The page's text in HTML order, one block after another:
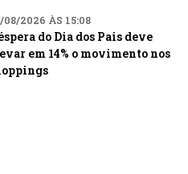
08/2026 ÀS 15:08
do Dia dos Pais deve
em 14% o movimento nos